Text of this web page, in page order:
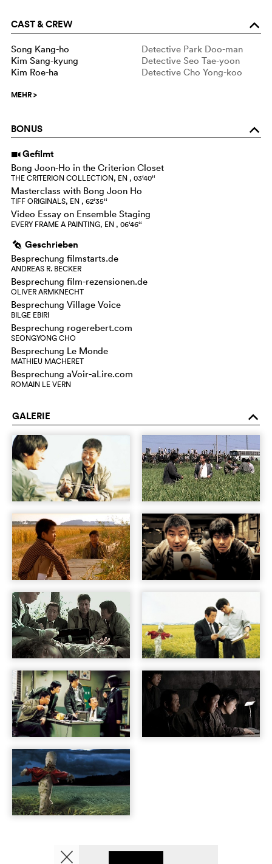
CAST & CREW o
Song Kang-ho
Detective Park Doo-man
Kim Sang-kyung
Detective Seo Tae-yoon
Kim Roe-ha
Detective Cho Yong-koo
MEHR>
BONUS o
i Gefilmt
Bong Joon-Ho in the Criterion Closet
THE CRITERION COLLECTION, EN , 03‘40‘‘
Masterclass with Bong Joon Ho
TIFF ORIGINALS, EN , 62‘35‘‘
Video Essay on Ensemble Staging
EVERY FRAME A PAINTING, EN , 06‘46‘‘
g Geschrieben
Besprechung filmstarts.de
ANDREAS R. BECKER
Besprechung film-rezensionen.de
OLIVER ARMKNECHT
Besprechung Village Voice
BILGE EBIRI
Besprechung rogerebert.com
SEONGYONG CHO
Besprechung Le Monde
MATHIEU MACHERET
Besprechung aVoir-aLire.com
ROMAIN LE VERN
GALERIE o